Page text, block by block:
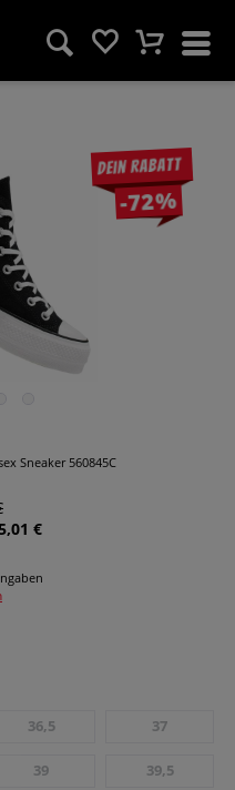
Dein Rabatt
-72%
Sneaker 560845C
€
36,5 37
39 39,5